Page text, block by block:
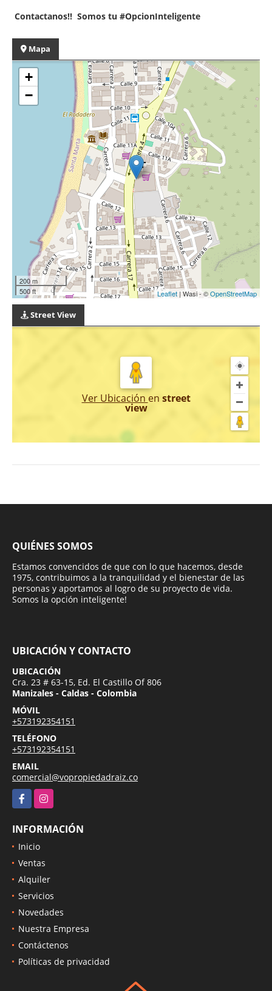
Contactanos!! Somos tu #OpcionInteligente
Mapa
+
−
200 m
500 ft
Leaflet | Wasi - ©OpenStreetMap
Street View
Ver Ubicación en street
view
QUIÉNES SOMOS
Estamos convencidos de que con lo que hacemos, desde
1975, contribuimos a la tranquilidad y el bienestar de las
personas y aportamos al logro de su proyecto de vida.
Somos la opción inteligente!
UBICACIÓN Y CONTACTO
UBICACIÓN
Cra. 23 # 63-15, Ed. El Castillo Of 806
Manizales - Caldas - Colombia
MÓVIL
+573192354151
TELÉFONO
+573192354151
EMAIL
comercial@vopropiedadraiz.co
FacebookInstagram
INFORMACIÓN
Inicio
Ventas
Alquiler
Servicios
Novedades
Nuestra Empresa
Contáctenos
Políticas de privacidad